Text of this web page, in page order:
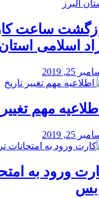
ساعت
اسلامی استان
25, 2019
اطلاعیه مهم
25, 2019
ورود به